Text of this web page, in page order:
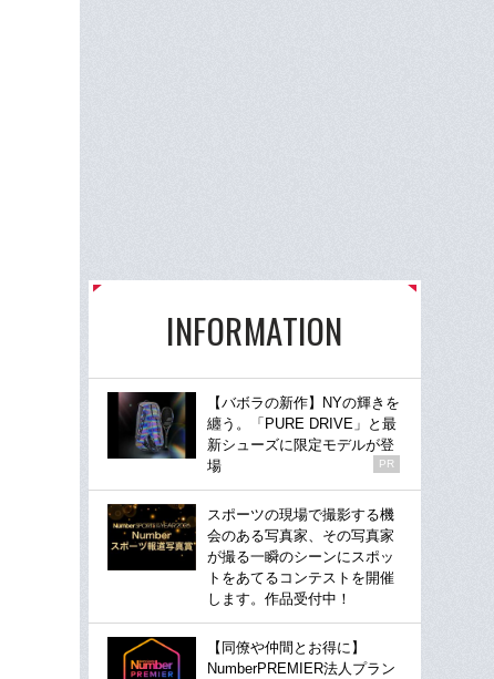
INFORMATION
【バボラの新作】NYの輝きを
纏う。「PURE DRIVE」と最
新シューズに限定モデルが登
場
PR
スポーツの現場で撮影する機
会のある写真家、その写真家
が撮る一瞬のシーンにスポッ
トをあてるコンテストを開催
します。作品受付中！
【同僚や仲間とお得に】
NumberPREMIER法人プラン